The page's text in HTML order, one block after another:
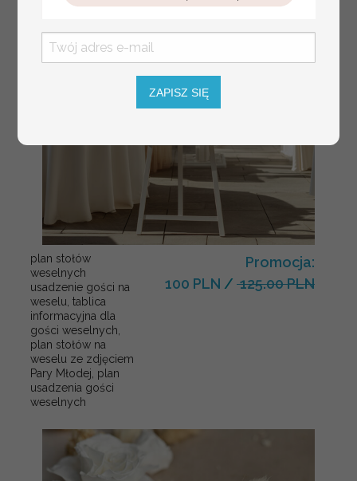
plan stołów
weselnych
usadzenie gości na
weselu, tablica
informacyjna dla
gości weselnych,
plan stołów na
weselu ze zdjęciem
Pary Młodej, plan
usadzenia gości
weselnych
Promocja:
100 PLN / 125.00 PLN
ZAPISZ SIĘ